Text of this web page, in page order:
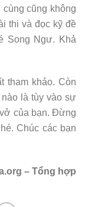
cũng không
thi và đọc kỹ đề
Song Ngư. Khả
tham khảo. Còn
là tùy vào sự
của bạn. Đừng
Chúc các bạn
– Tổng hợp